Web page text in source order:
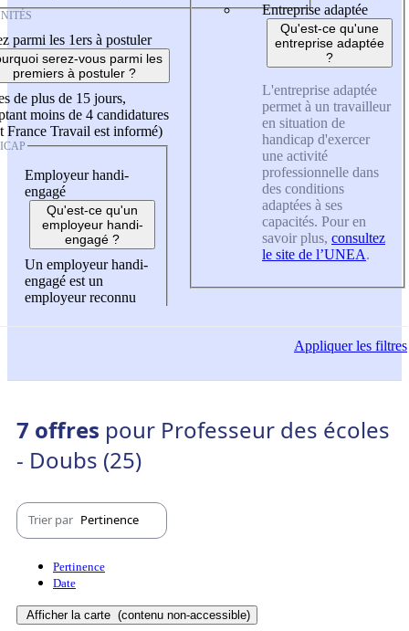
parmi les 1ers à postuler
serez-vous parmi les
premiers à postuler ?
de plus de 15 jours,
moins de 4 candidatures
France Travail est informé)
Employeur handi-
engagé
Qu'est-ce qu'un
employeur handi-
engagé ?
Un employeur handi-
engagé est un
employeur reconnu
Entreprise adaptée
Qu'est-ce qu'une
entreprise adaptée
?
L'entreprise adaptée
permet à un travailleur
en situation de
handicap d'exercer
une activité
professionnelle dans
des conditions
adaptées à ses
capacités. Pour en
savoir plus, consultez
le site de l’UNEA.
Appliquerles filtres
7 offres pour Professeur des écoles
- Doubs (25)
Trier par Pertinence
Pertinence
Date
Afficher la carte (contenu non-accessible)